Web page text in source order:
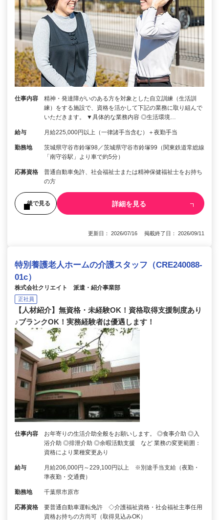
仕事内容
精神・発達障がいのある方を対象とした自立訓練（生活訓
練）をする施設で、資格を活かして下記の業務に取り組んで
いただきます。 ▼具体的な業務内容 ◎生活環境…
給与 月給225,000円以上（一律諸手当含む）＋夜勤手当
勤務地
茨城県守谷市鈴塚98／茨城県守谷市鈴塚99（関東鉄道常総線
「南守谷駅」より車で約5分）
応募資格
普通自動車免許、社会福祉士または精神保健福祉士をお持ち
の方
後で見る 詳細を見る
更新日： 2026/07/16 掲載終了日： 2026/09/11
特別養護老人ホームの介護スタッフ（CRE240088-
01c）
株式会社クリエイト 派遣・紹介事業部
正社員
【人材紹介】無資格・未経験OK！資格取得支援制度あり
♪ブランクOK！実務経験者は優遇します！
仕事内容
お年寄りの生活介助全般をお願いします。 ◎食事介助 ◎入
浴介助 ◎排泄介助 ◎余暇活動支援 など 業務の変更範囲：
資格により業種変更あり
給与
月給206,000円～229,100円以上 ※別途手当支給（夜勤・
準夜勤・交通費）
勤務地 千葉県市原市
応募資格
要普通自動車運転免許 ◇介護福祉資格・社会福祉主事任用
資格お持ちの方尚可（取得見込みOK）